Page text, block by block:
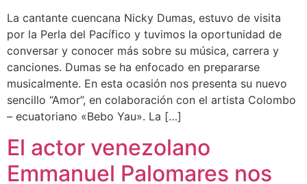
La cantante cuencana Nicky Dumas, estuvo de visita
por la Perla del Pacífico y tuvimos la oportunidad de
conversar y conocer más sobre su música, carrera y
canciones. Dumas se ha enfocado en prepararse
musicalmente. En esta ocasión nos presenta su nuevo
sencillo “Amor”, en colaboración con el artista Colombo
– ecuatoriano «Bebo Yau». La […]
El actor venezolano
Emmanuel Palomares nos